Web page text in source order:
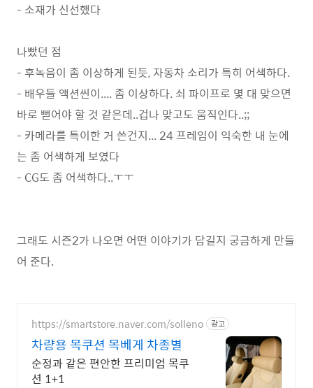
- 소재가 신선했다
나빴던 점
- 후녹음이 좀 이상하게 된듯, 자동차 소리가 특히 어색하다.
- 배우들 액션씬이.... 좀 이상하다. 쇠 파이프로 몇 대 맞으면
바로 뻗어야 할 것 같은데..겁나 맞고도 움직인다..;;
- 카메라를 특이한 거 쓴건지... 24 프레임이 익숙한 내 눈에
는 좀 어색하게 보였다
- CG도 좀 어색하다..ㅜㅜ
그래도 시즌2가 나오면 어떤 이야기가 담길지 궁금하게 만들
어 준다.
https://smartstore.naver.com/solleno 광고
차량용 목쿠션 목베게 차종별
순정과 같은 편안한 프리미엄 목쿠
션 1+1